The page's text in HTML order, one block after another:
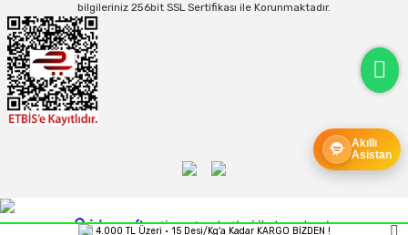
Akıllı
Asistan
bilgileriniz 256bit SSL Sertifikası ile Korunmaktadır.
4.000 TL Üzeri • 15 Desi/Kg'a Kadar KARGO BİZDEN !
ideasoft
e-
ile